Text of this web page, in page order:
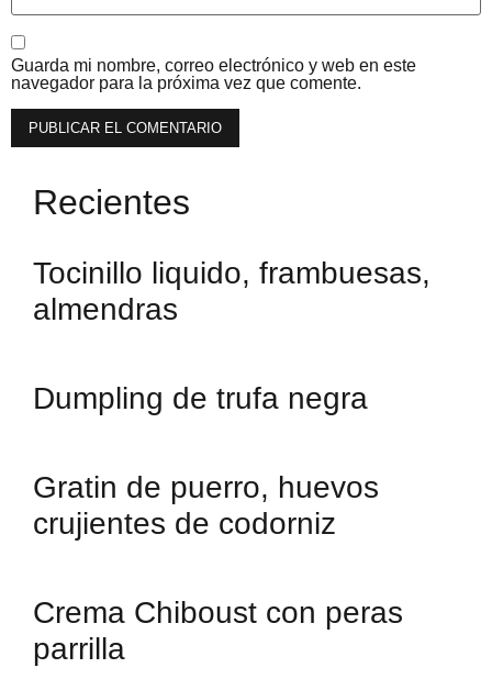
Guarda mi nombre, correo electrónico y web en este
navegador para la próxima vez que comente.
Recientes
Tocinillo liquido, frambuesas,
almendras
Dumpling de trufa negra
Gratin de puerro, huevos
crujientes de codorniz
Crema Chiboust con peras
parrilla